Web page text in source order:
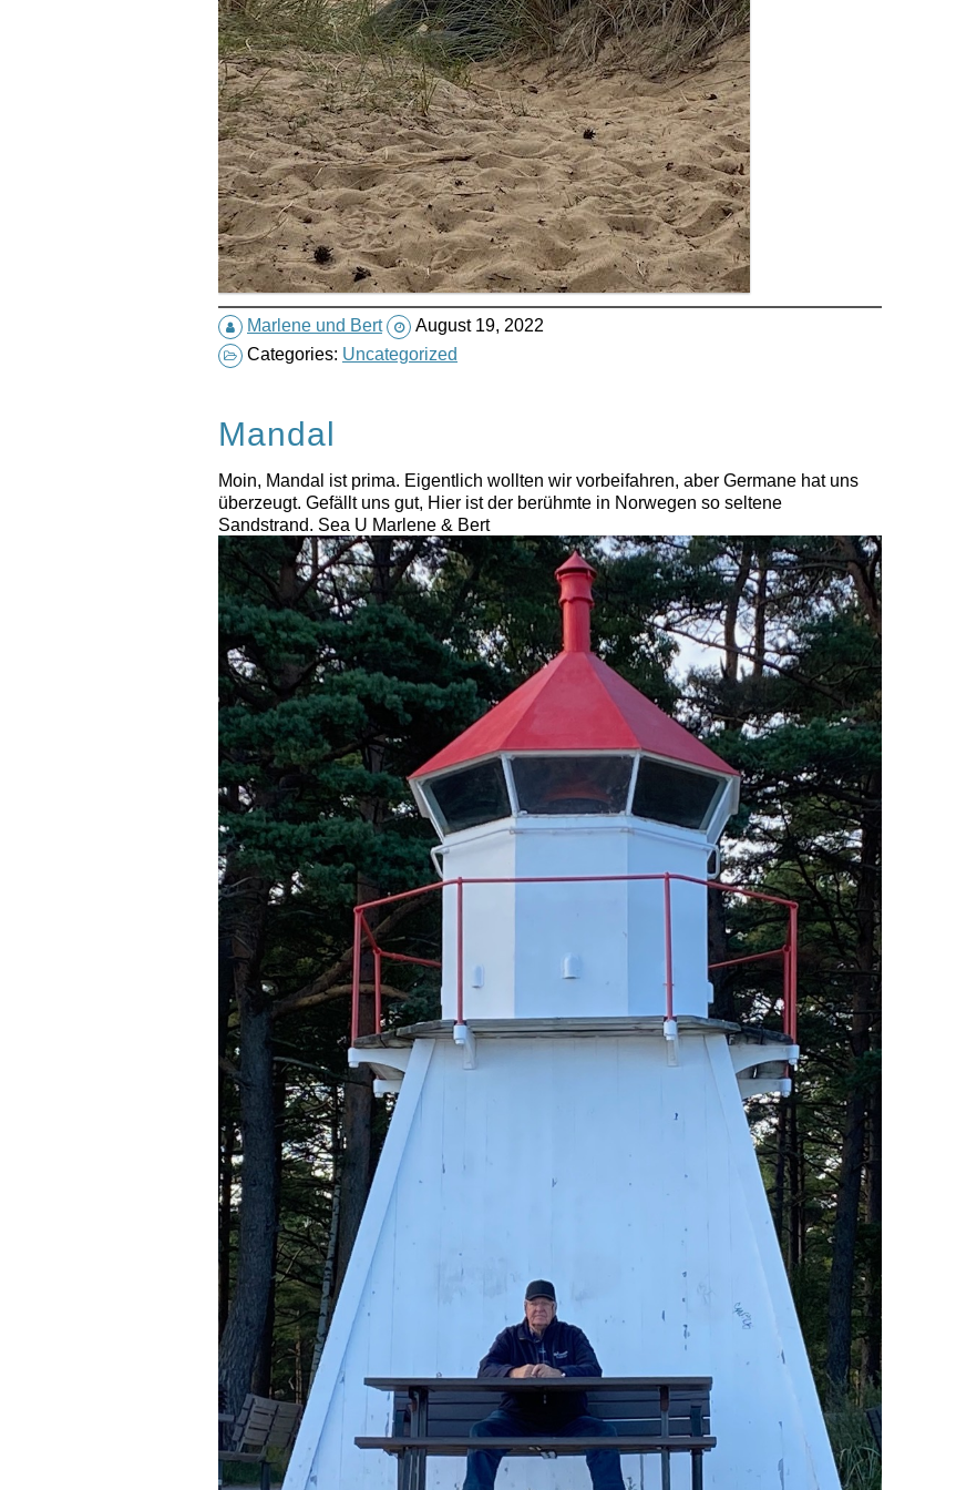
Marlene und Bert
August 19, 2022
Categories: Uncategorized
Mandal
Moin, Mandal ist prima. Eigentlich wollten wir vorbeifahren, aber Germane hat uns
überzeugt. Gefällt uns gut, Hier ist der berühmte in Norwegen so seltene
Sandstrand. Sea U Marlene & Bert